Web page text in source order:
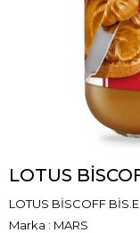
LOTUS
LOTUS BİSCOFF
Marka : MARS